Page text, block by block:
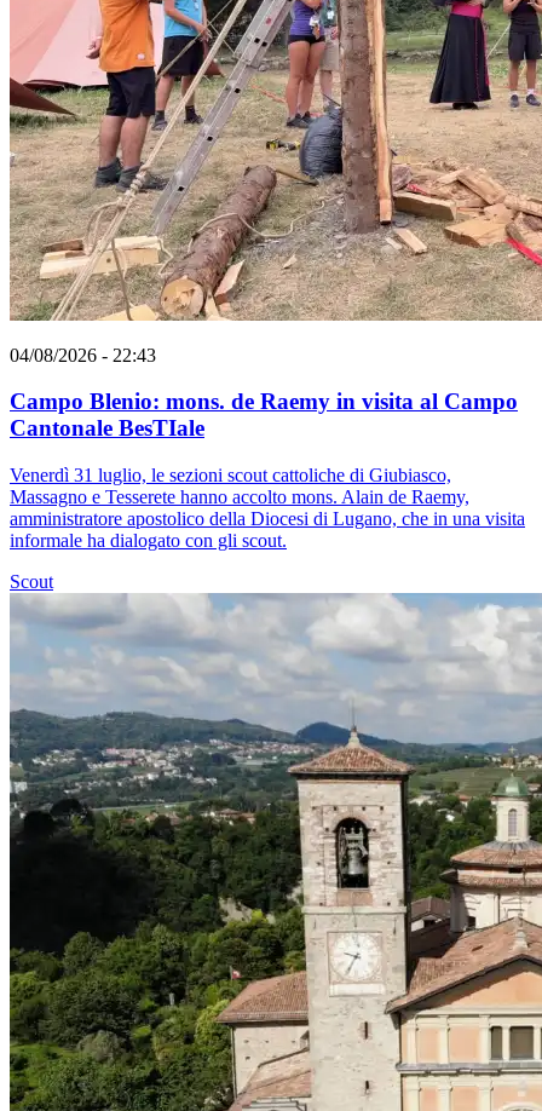
04/08/2026 - 22:43
Campo Blenio: mons. de Raemy in visita al Campo
Cantonale BesTIale
Venerdì 31 luglio, le sezioni scout cattoliche di Giubiasco,
Massagno e Tesserete hanno accolto mons. Alain de Raemy,
amministratore apostolico della Diocesi di Lugano, che in una visita
informale ha dialogato con gli scout.
Scout